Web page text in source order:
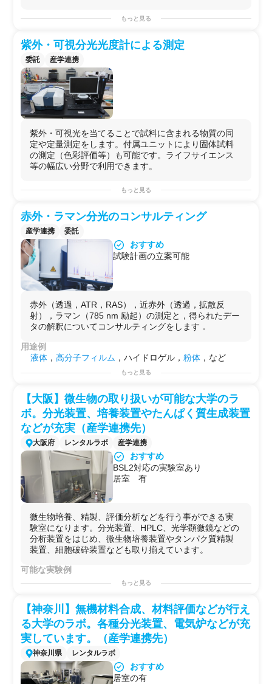
もっと見る
紫外・可視分光光度計による測定
委託 産学連携
紫外・可視光を当てることで試料に含まれる物質の同
定や定量測定をします。付属ユニットにより固体試料
の測定（色彩評価等）も可能です。ライフサイエンス
等の幅広い分野で利用できます。
もっと見る
赤外・ラマン分光のコンサルティング
産学連携 委託
おすすめ
試験計画の立案可能
赤外（透過，ATR，RAS），近赤外（透過，拡散反
射），ラマン（785 nm 励起）の測定と，得られたデー
タの解釈についてコンサルティングをします．
用途例
液体 ，高分子フィルム ，ハイドロゲル，粉体 ，など
もっと見る
【大阪】微生物の取り扱いが可能な大学のラ
ボ。分光装置、培養装置やたんぱく質生成装置
などが充実（産学連携先）
大阪府 レンタルラボ 産学連携
おすすめ
BSL2対応の実験室あり
居室 有
微生物培養、精製、評価分析などを行う事ができる実
験室になります。分光装置、HPLC、光学顕微鏡などの
分析装置をはじめ、微生物培養装置やタンパク質精製
装置、細胞破砕装置なども取り揃えています。
可能な実験例
・バイオフィルム 解析
・抗菌力評価
もっと見る
【神奈川】無機材料合成、材料評価などが行え
る大学のラボ。各種分光装置、電気炉などが充
実しています。（産学連携先）
神奈川県 レンタルラボ
おすすめ
居室の有